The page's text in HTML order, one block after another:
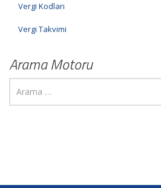
Vergi Kodları
Vergi Takvimi
Arama Motoru